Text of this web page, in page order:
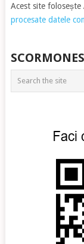
Acest site folosește
procesate datele